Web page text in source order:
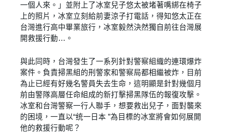
一個人來。」並附上了冰室兒子悠太被堵著嘴綁在椅子
上的照片，冰室立刻給前妻涼子打電話，得知悠太正在
台灣進行高中畢業旅行，冰室毅然決然獨自前往台灣展
開救援行動…。
與此同時，台灣發生了一系列針對警察組織的連環爆炸
案件。負責掃黑組的刑警家和警察局都相繼被炸，目前
為止已經有好幾名警員失去生命，這明顯是針對幾個月
前由警隊高層任命組成的新打擊掃黑隊伍的報復攻擊。
冰室和台灣警察一行人聯手，想要救出兒子，面對襲來
的困境，一直以“统一日本 ”為目標的冰室將會如何展開
他的救援行動呢？